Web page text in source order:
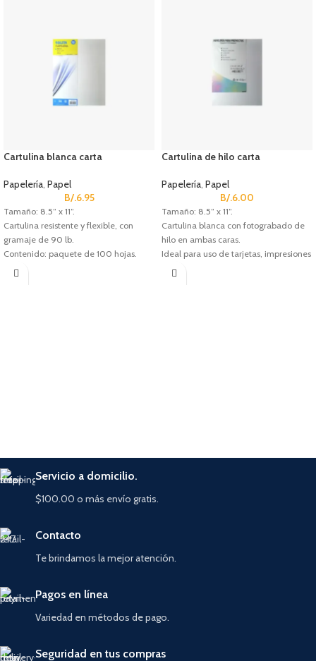
Cartulina blanca carta
Papelería, Papel
B/.6.95
Tamaño: 8.5” x 11”.
Cartulina resistente y flexible, con
gramaje de 90 lb.
Contenido: paquete de 100 hojas.
Referencia: 1285.
Cartulina de hilo carta
Papelería, Papel
B/.6.00
Tamaño: 8.5” x 11”.
Cartulina blanca con fotograbado de
hilo en ambas caras.
Ideal para uso de tarjetas, impresiones
de alta calidad y manualidades.
Servicio a domicilio.
$100.00 o más envío gratis.
Contacto
Te brindamos la mejor atención.
Pagos en línea
Variedad en métodos de pago.
Seguridad en tus compras